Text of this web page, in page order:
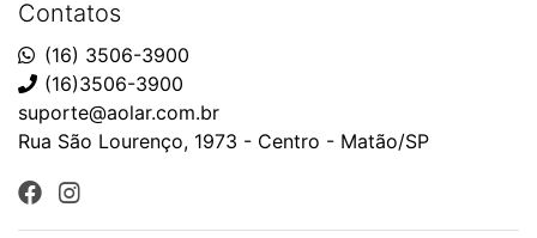
Contatos
(16) 3506-3900
(16)3506-3900
suporte@aolar.com.br
Rua São Lourenço, 1973 - Centro - Matão/SP